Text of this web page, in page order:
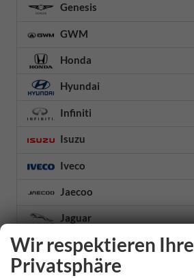
Genesis
GWM
Honda
Hyundai
Infiniti
Isuzu
Iveco
Jaecoo
Jaguar
Jeep
KGM
Wir respektieren Ihre
Privatsphäre